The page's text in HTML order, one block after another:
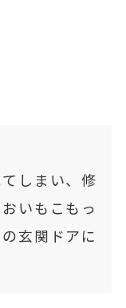
しまい、修
いもこもっ
玄関ドアに